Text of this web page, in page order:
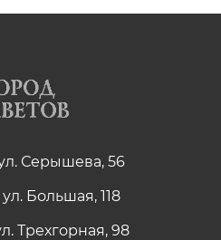
Серышева, 56
Большая, 118
Трехгорная, 98